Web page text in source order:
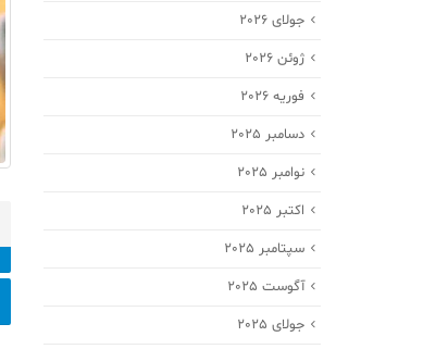
جولای 2026
ژوئن 2026
فوریه 2026
دسامبر 2025
نوامبر 2025
اکتبر 2025
سپتامبر 2025
آگوست 2025
جولای 2025